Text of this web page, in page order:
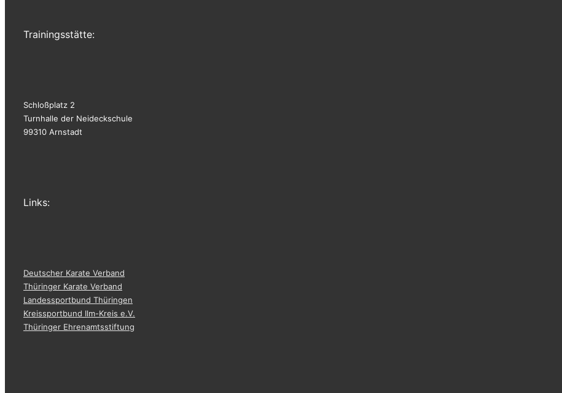
Trainingsstätte:
Schloßplatz 2
Turnhalle der Neideckschule
99310 Arnstadt
Links:
Deutscher Karate Verband
Thüringer Karate Verband
Landessportbund Thüringen
Kreissportbund Ilm-Kreis e.V.
Thüringer Ehrenamtsstiftung